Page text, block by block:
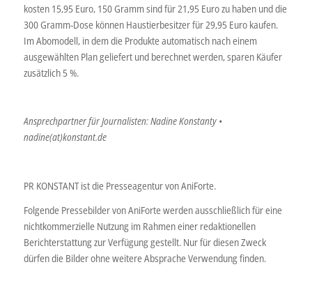
kosten 15,95 Euro, 150 Gramm sind für 21,95 Euro zu haben und die
300 Gramm-Dose können Haustierbesitzer für 29,95 Euro kaufen.
Im Abomodell, in dem die Produkte automatisch nach einem
ausgewählten Plan geliefert und berechnet werden, sparen Käufer
zusätzlich 5 %.
Ansprechpartner für Journalisten: Nadine Konstanty •
nadine(at)konstant.de
PR KONSTANT ist die Presseagentur von AniForte.
Folgende Pressebilder von AniForte werden ausschließlich für eine
nichtkommerzielle Nutzung im Rahmen einer redaktionellen
Berichterstattung zur Verfügung gestellt. Nur für diesen Zweck
dürfen die Bilder ohne weitere Absprache Verwendung finden.